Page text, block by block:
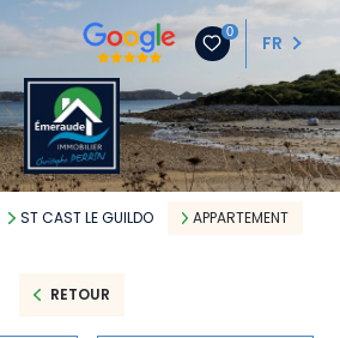
0
FR
ST CAST LE GUILDO APPARTEMENT
RETOUR